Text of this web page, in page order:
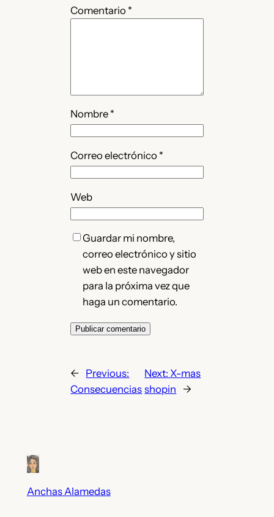
Comentario *
Nombre *
Correo electrónico *
Web
Guardar mi nombre,
correo electrónico y sitio
web en este navegador
para la próxima vez que
haga un comentario.
← Previous:
Consecuencias
Next: X-mas
shopin
→
Anchas Alamedas